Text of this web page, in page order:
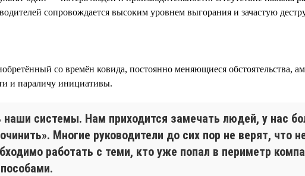
сопровождается высоким уровнем выгорания и зачастую
со времён ковида, постоянно меняющиеся обстоятельства,
и параличу инициативы.
системы. Нам приходится замечать людей, у нас
Многие руководители до сих пор не верят, что
работать с теми, кто уже попал в периметр